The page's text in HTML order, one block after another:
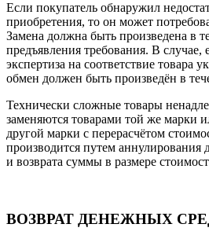
Если покупатель обнаружил
приобретения, то он может
Замена должна быть произведена в
предъявления требования. В случае,
экспертиза на соответствие товара
обмен должен быть произведён в
Технически сложные товары
заменяются товарами той же марки
другой марки с перерасчётом
производится путем аннулирования
и возврата суммы в размере
ВОЗВРАТ ДЕНЕЖНЫХ